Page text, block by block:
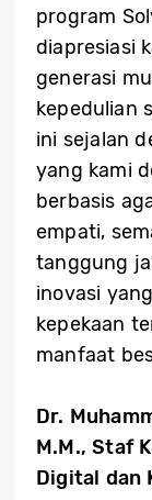
program
diapresiasi
generasi
kepedulian
ini sejalan
yang kami
berbasis
empati,
tanggung
inovasi
kepekaan
manfaat
Dr.
M.M., Staf
Digital dan